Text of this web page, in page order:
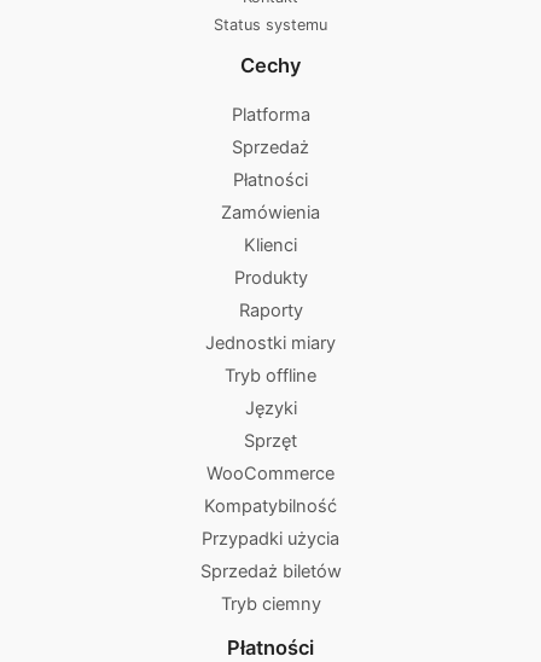
Status systemu
Cechy
Platforma
Sprzedaż
Płatności
Zamówienia
Klienci
Produkty
Raporty
Jednostki miary
Tryb offline
Języki
Sprzęt
WooCommerce
Kompatybilność
Przypadki użycia
Sprzedaż biletów
Tryb ciemny
Płatności